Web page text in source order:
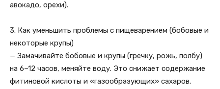
авокадо, орехи).
3. Как уменьшить проблемы с пищеварением (бобовые и
некоторые крупы)
— Замачивайте бобовые и крупы (гречку, рожь, полбу)
на 6–12 часов, меняйте воду. Это снижает содержание
фитиновой кислоты и «газообразующих» сахаров.